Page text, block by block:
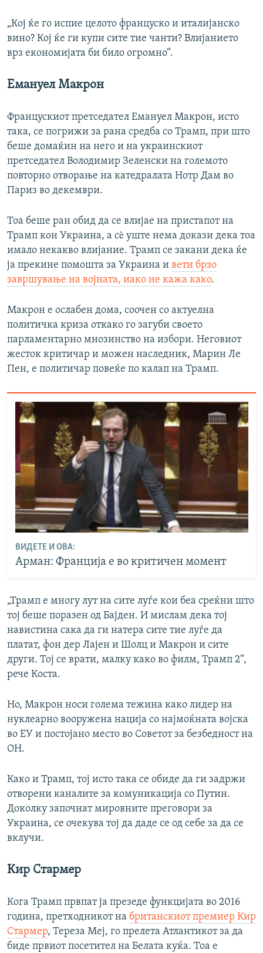
„Кој ќе го испие целото француско и италијанско
вино? Кој ќе ги купи сите тие чанти? Влијанието
врз економијата би било огромно“.
Емануел Макрон
Францускиот претседател Емануел Макрон, исто
така, се погрижи за рана средба со Трамп, при што
беше домаќин на него и на украинскиот
претседател Володимир Зеленски на големото
повторно отворање на катедралата Нотр Дам во
Париз во декември.
Тоа беше ран обид да се влијае на пристапот на
Трамп кон Украина, а сè уште нема докази дека тоа
имало некакво влијание. Трамп се закани дека ќе
ја прекине помошта за Украина и вети брзо
завршување на војната, иако не кажа како.
Макрон е ослабен дома, соочен со актуелна
политичка криза откако го загуби своето
парламентарно мнозинство на избори. Неговиот
жесток критичар и можен наследник, Марин Ле
Пен, е политичар повеќе по калап на Трамп.
ВИДЕТЕ И ОВА:
Арман: Франција е во критичен момент
„Трамп е многу лут на сите луѓе кои беа среќни што
тој беше поразен од Бајден. И мислам дека тој
навистина сака да ги натера сите тие луѓе да
платат, фон дер Лајен и Шолц и Макрон и сите
други. Тој се врати, малку како во филм, Трамп 2“,
рече Коста.
Но, Макрон носи голема тежина како лидер на
нуклеарно вооружена нација со најмоќната војска
во ЕУ и постојано место во Советот за безбедност на
ОН.
Како и Трамп, тој исто така се обиде да ги задржи
отворени каналите за комуникација со Путин.
Доколку започнат мировните преговори за
Украина, се очекува тој да даде се од себе за да се
вклучи.
Кир Стармер
Кога Трамп првпат ја презеде функцијата во 2016
година, претходникот на британскиот премиер Кир
Стармер, Тереза Меј, го прелета Атлантикот за да
биде првиот посетител на Белата куќа. Тоа е